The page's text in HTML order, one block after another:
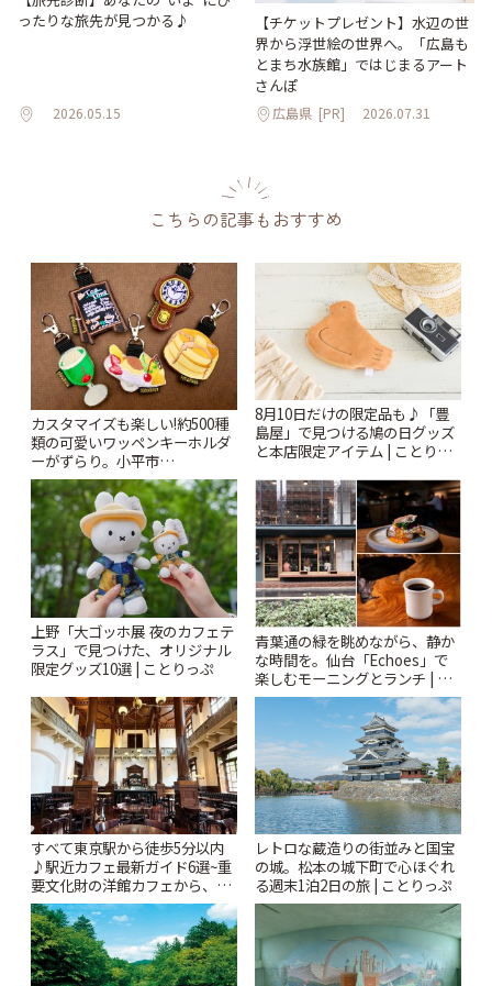
ったりな旅先が見つかる♪
2026.05.15
【チケットプレゼント】水辺の世
界から浮世絵の世界へ。「広島も
とまち水族館」ではじまるアート
さんぽ
広島県 [PR] 2026.07.31
こちらの記事もおすすめ
カスタマイズも楽しい!約500種
類の可愛いワッペンキーホルダ
ーがずらり。小平市
「Kimamaya T&K」 | ことりっ
ぷ
8月10日だけの限定品も♪「豊
島屋」で見つける鳩の日グッズ
と本店限定アイテム | ことりっ
上野「大ゴッホ展 夜のカフェテ
ラス」で見つけた、オリジナル
限定グッズ10選 | ことりっぷ
青葉通の緑を眺めながら、静か
な時間を。仙台「Echoes」で
楽しむモーニングとランチ | こ
とりっぷ
すべて東京駅から徒歩5分以内
♪駅近カフェ最新ガイド6選~重
要文化財の洋館カフェから、改
札すぐのレトロ喫茶まで~ | こと
りっぷ
レトロな蔵造りの街並みと国宝
の城。松本の城下町で心ほぐれ
る週末1泊2日の旅 | ことりっぷ